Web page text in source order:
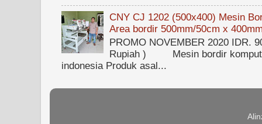
CNY CJ 1202 (500x400) Mesin
Area bordir 500mm/50cm x
PROMO NOVEMBER 2020 IDR.
Rupiah ) Mesin bordir
indonesia Produk asal...